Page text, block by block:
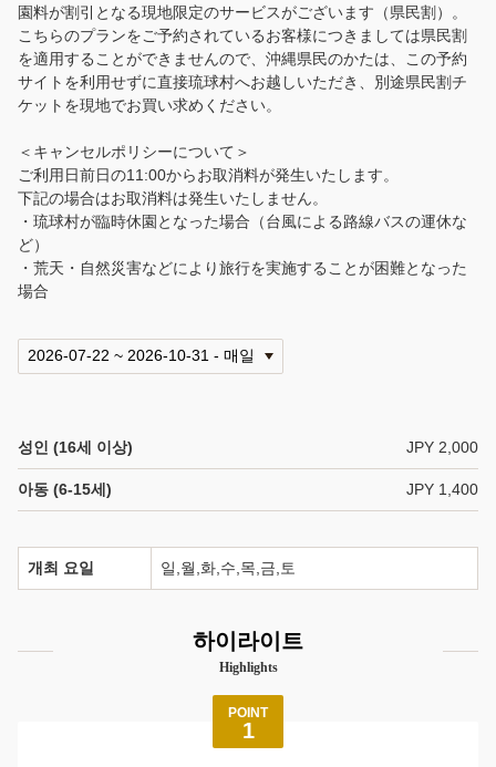
園料が割引となる現地限定のサービスがございます（県民割）。
こちらのプランをご予約されているお客様につきましては県民割
を適用することができませんので、沖縄県民のかたは、この予約
サイトを利用せずに直接琉球村へお越しいただき、別途県民割チ
ケットを現地でお買い求めください。
＜キャンセルポリシーについて＞
ご利用日前日の11:00からお取消料が発生いたします。
下記の場合はお取消料は発生いたしません。
・琉球村が臨時休園となった場合（台風による路線バスの運休な
ど）
・荒天・自然災害などにより旅行を実施することが困難となった
場合
성인 (16세 이상) JPY 2,000
아동 (6-15세) JPY 1,400
개최 요일 일,월,화,수,목,금,토
하이라이트
Highlights
POINT
1